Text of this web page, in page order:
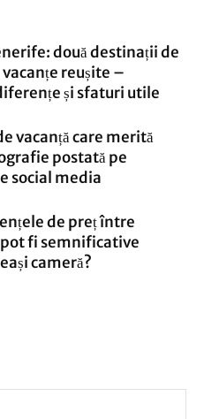
două destinații de
reușite –
și sfaturi utile
vacanță care merită
postată pe
social media
de preț între
fi semnificative
cameră?